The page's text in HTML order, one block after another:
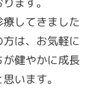
してきました
は、お気軽に
健やかに成長
います。